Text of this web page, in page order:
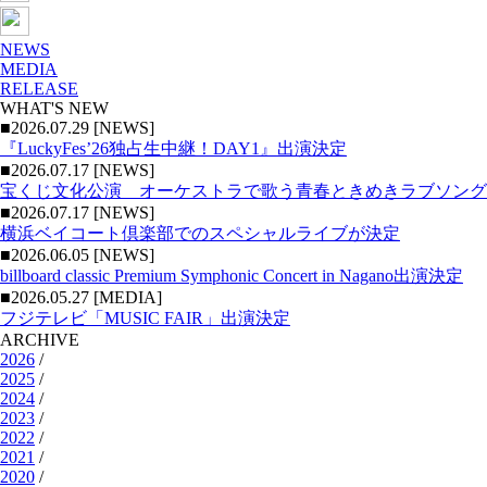
NEWS
MEDIA
RELEASE
WHAT'S NEW
■2026.07.29 [NEWS]
『LuckyFes’26独占生中継！DAY1』出演決定
■2026.07.17 [NEWS]
宝くじ文化公演 オーケストラで歌う青春ときめきラブソン
■2026.07.17 [NEWS]
横浜ベイコート倶楽部でのスペシャルライブが決定
■2026.06.05 [NEWS]
billboard classic Premium Symphonic Concert in Nagano出演決定
■2026.05.27 [MEDIA]
フジテレビ「MUSIC FAIR」出演決定
ARCHIVE
2026 /
2025 /
2024 /
2023 /
2022 /
2021 /
2020 /